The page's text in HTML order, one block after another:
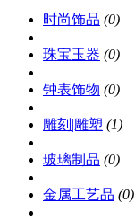
时尚饰品 (0)
珠宝玉器 (0)
钟表饰物 (0)
雕刻|雕塑 (1)
玻璃制品 (0)
金属工艺品 (0)